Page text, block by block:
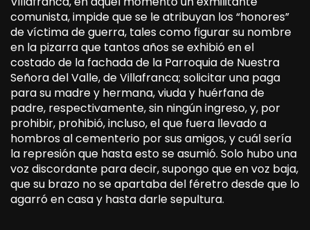
comunista, impide que se le atribuyan los “honores”
de víctima de guerra, tales como figurar su nombre
en la pizarra que tantos años se exhibió en el
costado de la fachada de la Parroquia de Nuestra
Señora del Valle, de Villafranca; solicitar una paga
para su madre y hermana, viuda y huérfana de
padre, respectivamente, sin ningún ingreso, y, por
prohibir, prohibió, incluso, el que fuera llevado a
hombros al cementerio por sus amigos, y cuál sería
la represión que hasta esto se asumió. Solo hubo una
voz discordante para decir, supongo que en voz baja,
que su brazo no se apartaba del féretro desde que lo
agarró en casa y hasta darle sepultura.